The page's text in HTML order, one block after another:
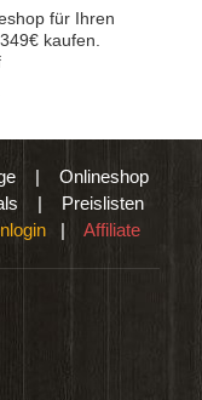
für Ihren
kaufen.
| Onlineshop
| Preislisten
| Affiliate